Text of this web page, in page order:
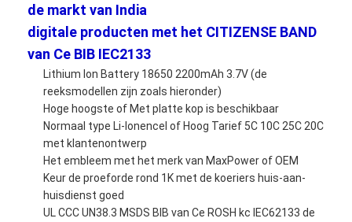
de markt van India
digitale producten met het CITIZENSE BAND
van Ce BIB IEC2133
Lithium Ion Battery 18650 2200mAh 3.7V (de
reeksmodellen zijn zoals hieronder)
Hoge hoogste of Met platte kop is beschikbaar
Normaal type Li-Ionencel of Hoog Tarief 5C 10C 25C 20C
met klantenontwerp
Het embleem met het merk van MaxPower of OEM
Keur de proeforde rond 1K met de koeriers huis-aan-
huisdienst goed
UL CCC UN38.3 MSDS BIB van Ce ROSH kc IEC62133 de